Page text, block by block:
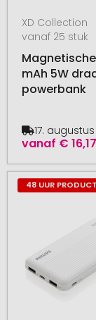
XD Collection
vanaf 25 stuk
mAh 5W
powerbank
vanaf € 16,17
17. augustus
48 UUR